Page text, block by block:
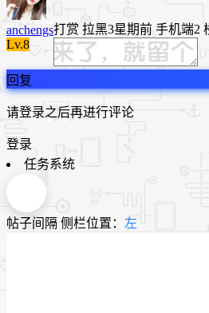
anchengs
Lv.8
打赏 拉黑3星期前 手机端2
回复
请登录之后再进行评论
登录
任务系统
帖子间隔 侧栏位置： 左